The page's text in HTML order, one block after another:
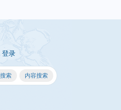
登录